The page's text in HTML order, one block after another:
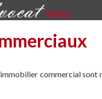
commercial sont